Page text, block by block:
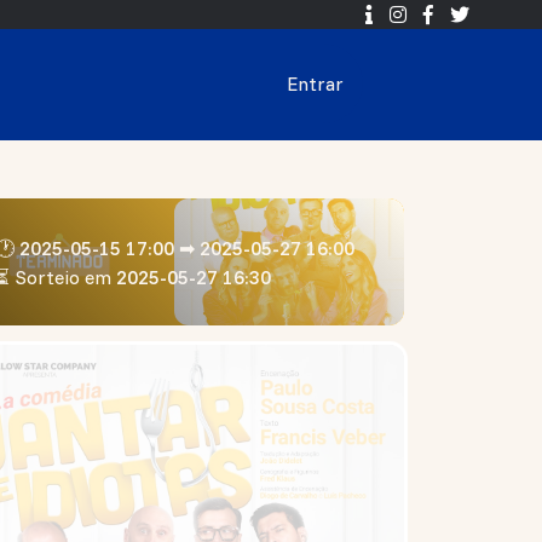
Entrar
2025-05-15 17:00 ➡ 2025-05-27 16:00
Sorteio em 2025-05-27 16:30